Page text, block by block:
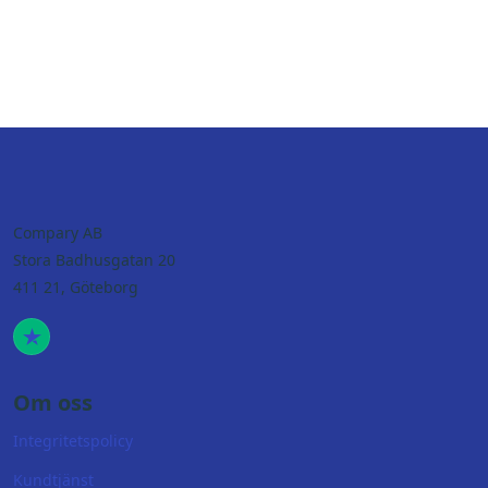
de vill skicka dig ett låneerbjudande eller ej.
Compary AB
Stora Badhusgatan 20
411 21, Göteborg
Om oss
Integritetspolicy
Kundtjänst